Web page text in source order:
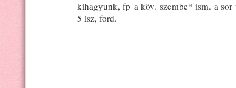
kihagyunk, fp a köv. szembe* ism. a sor
5 lsz, ford.